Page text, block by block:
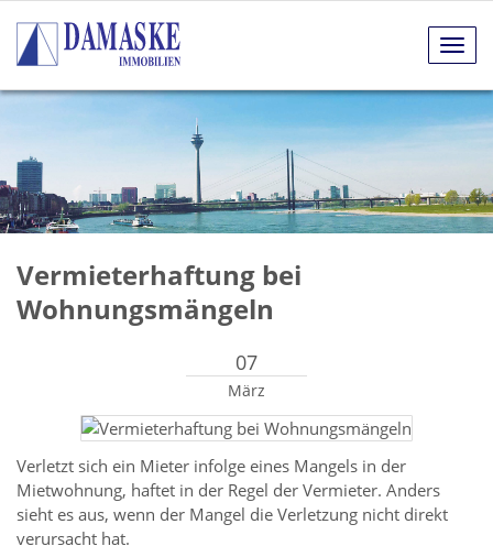
Vermieterhaftung bei
Wohnungsmängeln
07
März
Verletzt sich ein Mieter infolge eines Mangels in der
Mietwohnung, haftet in der Regel der Vermieter. Anders
sieht es aus, wenn der Mangel die Verletzung nicht direkt
verursacht hat.